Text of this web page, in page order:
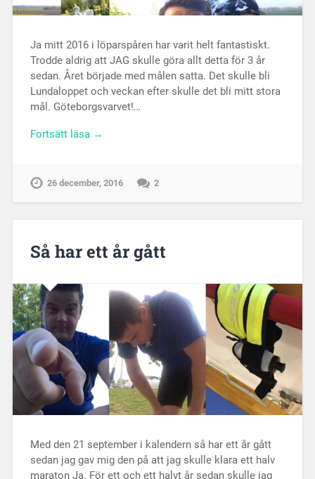
Ja mitt 2016 i löparspåren har varit helt fantastiskt.
Trodde aldrig att JAG skulle göra allt detta för 3 år
sedan. Året började med målen satta. Det skulle bli
Lundaloppet och veckan efter skulle det bli mitt stora
mål. Göteborgsvarvet!…
Fortsätt läsa →
26 december, 2016 2
Så har ett år gått
Med den 21 september i kalendern så har ett år gått
sedan jag gav mig den på att jag skulle klara ett halv
maraton Ja. För ett och ett halvt år sedan skulle jag